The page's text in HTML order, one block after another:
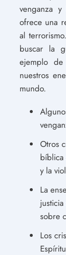
venganza
ofrece una
al
buscar la
ejemplo
nuestros
mundo.
Otros
bíblica
y la
La
sobre
Los